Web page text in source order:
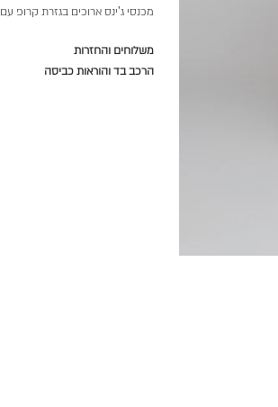
מכנסי ג'ינס ארוכים בגזרת קרופ עם 5 כיסים וסגירת כפתור ורוכסן.
משלוחים והחזרות
הרכב בד והוראות כביסה